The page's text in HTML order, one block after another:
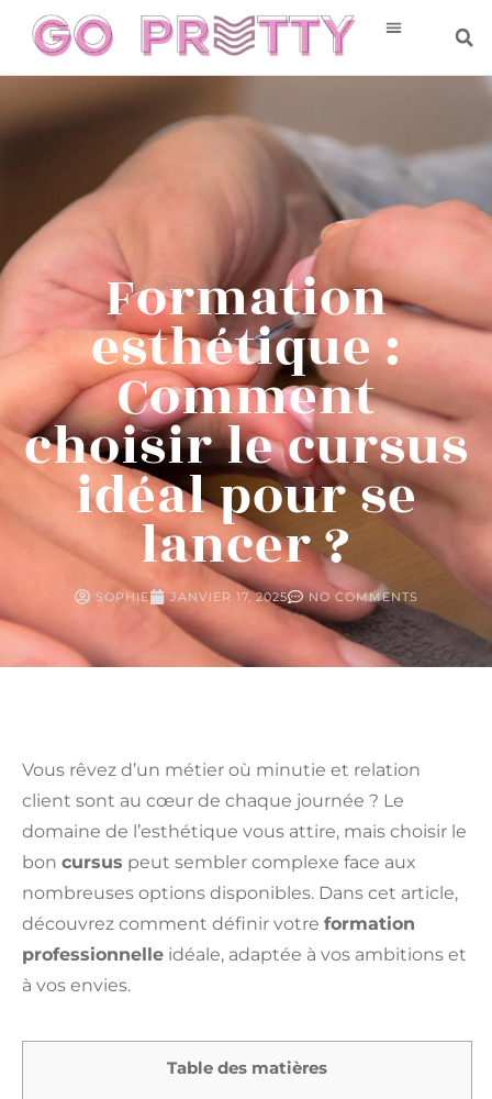
Formation
esthétique :
Comment
choisir le cursus
idéal pour se
lancer ?
SOPHIE JANVIER 17, 2025 NO COMMENTS
Vous rêvez d’un métier où minutie et relation
client sont au cœur de chaque journée ? Le
domaine de l’esthétique vous attire, mais choisir le
bon cursus peut sembler complexe face aux
nombreuses options disponibles. Dans cet article,
découvrez comment définir votre formation
professionnelle idéale, adaptée à vos ambitions et
à vos envies.
Table des matières